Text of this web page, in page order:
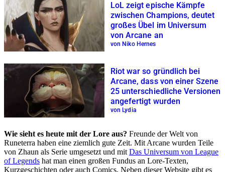
LoL zeigt epische Kämpfe
zwischen Champions, deutet
großes Übel im Universum
von Arcane an
von Niko Hernes
Riot war so gründlich bei
Arcane, dass von einer Szene
25 unterschiedliche Versionen
angefertigt wurden
von Lydia
Wie sieht es heute mit der Lore aus? Freunde der Welt von
Runeterra haben eine ziemlich gute Zeit. Mit Arcane wurden Teile
von Zhaun als Serie umgesetzt und mit Das Universum von League
of Legends hat man einen großen Fundus an Lore-Texten,
Kurzgeschichten oder auch Comics. Neben dieser Website gibt es